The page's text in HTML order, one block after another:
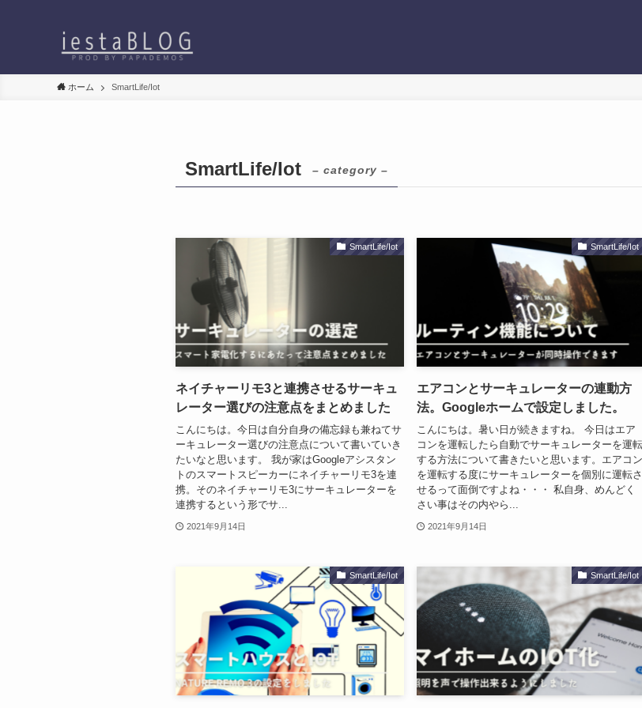
ホーム SmartLife/Iot
SmartLife/Iot – category –
SmartLife/Iot
ネイチャーリモ3と連携させるサーキュ
レーター選びの注意点をまとめました
こんにちは。今日は自分自身の備忘録も兼ねてサ
ーキュレーター選びの注意点について書いていき
たいなと思います。 我が家はGoogleアシスタン
トのスマートスピーカーにネイチャーリモ3を連
携。そのネイチャーリモ3にサーキュレーターを
連携するという形でサ...
2021年9月14日
SmartLife/Iot
エアコンとサーキュレーターの連動方
法。Googleホームで設定しました。
こんにちは。暑い日が続きますね。 今日はエア
コンを運転したら自動でサーキュレーターを運転
する方法について書きたいと思います。エアコン
を運転する度にサーキュレーターを個別に運転さ
せるって面倒ですよね・・・ 私自身、めんどく
さい事はその内やら...
2021年9月14日
SmartLife/Iot SmartLife/Iot